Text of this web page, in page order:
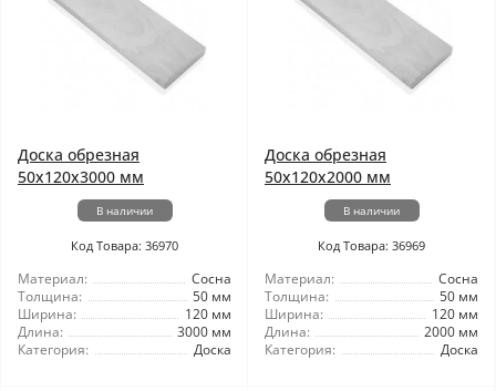
Доска обрезная
50x120x3000 мм
В наличии
Код Товара: 36970
Материал:
Сосна
Толщина:
50 мм
Ширина:
120 мм
Длина:
3000 мм
Категория:
Доска
Доска обрезная
50x120x2000 мм
В наличии
Код Товара: 36969
Материал:
Сосна
Толщина:
50 мм
Ширина:
120 мм
Длина:
2000 мм
Категория:
Доска